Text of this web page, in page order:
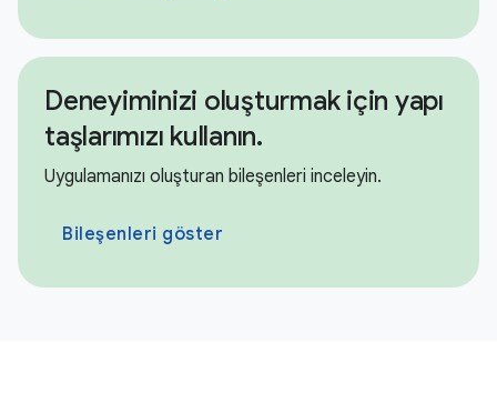
Deneyiminizi oluşturmak için yapı
taşlarımızı kullanın.
Uygulamanızı oluşturan bileşenleri inceleyin.
Bileşenleri göster